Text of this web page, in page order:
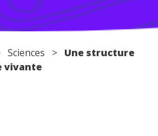
Sciences > Une structure
vivante